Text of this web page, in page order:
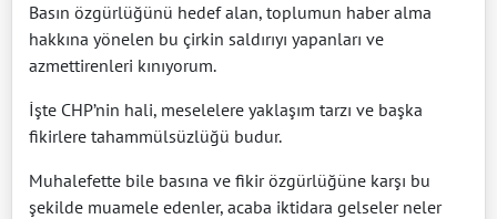
Basın özgürlüğünü hedef alan, toplumun haber alma
hakkına yönelen bu çirkin saldırıyı yapanları ve
azmettirenleri kınıyorum.
İşte CHP’nin hali, meselelere yaklaşım tarzı ve başka
fikirlere tahammülsüzlüğü budur.
Muhalefette bile basına ve fikir özgürlüğüne karşı bu
şekilde muamele edenler, acaba iktidara gelseler neler